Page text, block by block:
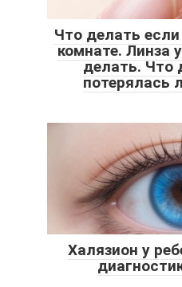
Что делать
комнате. Линза
делать. Что
потерялась
Халязион у